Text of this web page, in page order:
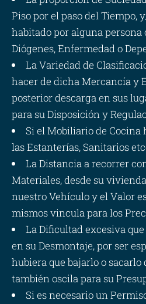
Piso por el paso del Tiempo,
habitado por alguna persona
Diógenes, Enfermedad o
La Variedad de
hacer de dicha Mercancía y
posterior descarga en sus
para su Disposición y
Si el Mobiliario de Cocina
las Estanterías, Sanitarios
La Distancia a recorrer
Materiales, desde su
nuestro Vehículo y el Valor
mismos vincula para los
La Dificultad excesiva
en su Desmontaje, por ser
hubiera que bajarlo o
también oscila para su
Si es necesario un